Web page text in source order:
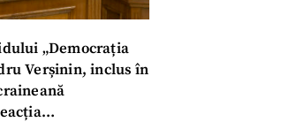
„Democrația
Verșinin, inclus în